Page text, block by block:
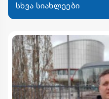
სხვა სიახლეები